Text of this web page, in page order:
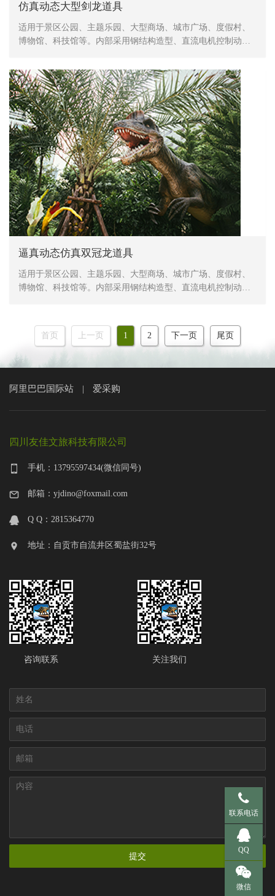
仿真动态大型剑龙道具
适用于景区公园、主题乐园、大型商场、城市广场、度假村、
博物馆、科技馆等。内部采用钢结构造型、直流电机控制动
色彩，产品形象生动、逼真，动作灵活、自然，防水，防火，
防冻，抗高温
逼真动态仿真双冠龙道具
适用于景区公园、主题乐园、大型商场、城市广场、度假村、
博物馆、科技馆等。内部采用钢结构造型、直流电机控制动
防冻，抗高温
首页
上一页 1 2 下一页 尾页
阿里巴巴国际站 爱采购
四川友佳文旅科技有限公司
手机：13795597434(微信同号)
邮箱：yjdino@foxmail.com
Q Q：2815364770
地址：自贡市自流井区蜀盐街32号
咨询联系 关注我们
提交
联系电话
手机 137-
QQ
QQ
微信